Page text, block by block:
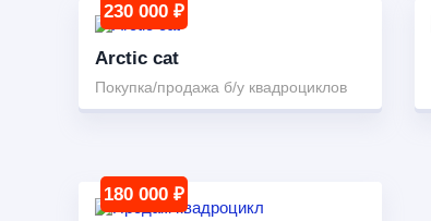
230 000 ₽
Arctic cat
Покупка/продажа б/у квадроциклов
180 000 ₽